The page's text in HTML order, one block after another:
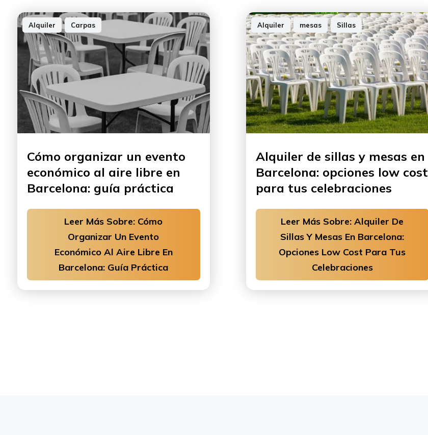
Cómo organizar un evento
económico al aire libre en
Barcelona: guía práctica
Alquiler , Carpas
Leer Más Sobre: Cómo
Organizar Un Evento
Económico Al Aire Libre En
Barcelona: Guía Práctica
Alquiler de sillas y mesas en
Barcelona: opciones low cost
para tus celebraciones
Alquiler , mesas , Sillas
Leer Más Sobre: Alquiler De
Sillas Y Mesas En Barcelona:
Opciones Low Cost Para Tus
Celebraciones